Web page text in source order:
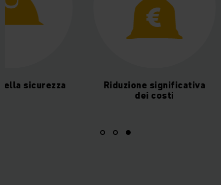
sicurezza
Riduzione significativa
dei costi